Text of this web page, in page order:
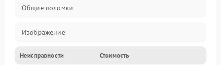
Общие поломки
Изображение
Лампа подсветки
Неисправности Стоимость